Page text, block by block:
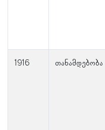
1916 თანამდებობა